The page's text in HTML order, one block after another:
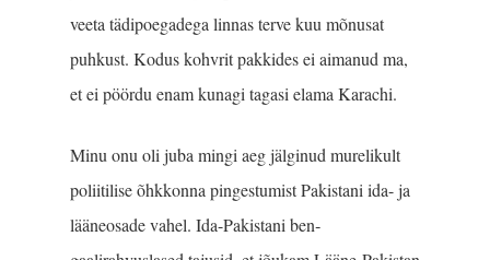
veeta tädipoegadega linnas terve kuu mõnusat
puhkust. Kodus kohvrit pakkides ei aimanud ma,
et ei pöördu enam kunagi tagasi elama Karachi.
Minu onu oli juba mingi aeg jälginud murelikult
poliitilise õhkkonna pingestumist Pa­kistani ida- ja
lääneosade vahel. Ida-Pakistani ben­